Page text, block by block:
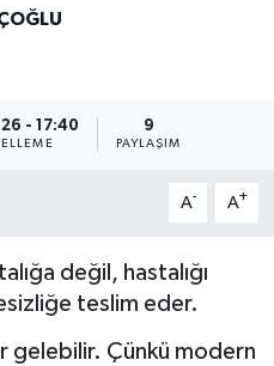
- 17:40 9
PAYLAŞIM
A- A+
değil, hastalığı
teslim eder.
gelebilir. Çünkü modern